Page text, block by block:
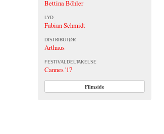
Bettina Böhler
LYD
Fabian Schmidt
DISTRIBUTØR
Arthaus
FESTIVALDELTAKELSE
Cannes '17
Filmside